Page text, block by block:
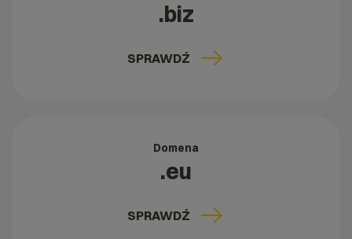
.biz
SPRAWDŹ
Domena
.eu
SPRAWDŹ